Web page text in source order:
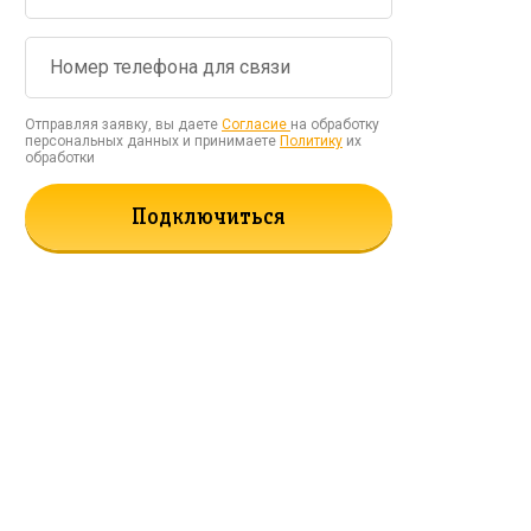
Отправляя заявку, вы даете Согласие на обработку
персональных данных и принимаете Политику их
обработки
Подключиться